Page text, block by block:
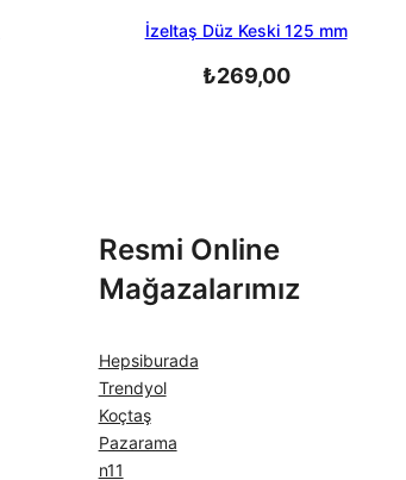
İzeltaş Düz Keski 125 mm
₺269,00
Resmi Online
Mağazalarımız
Hepsiburada
Trendyol
Koçtaş
Pazarama
n11